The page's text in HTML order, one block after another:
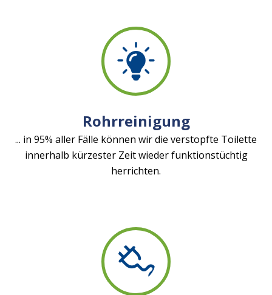
Rohrreinigung
... in 95% aller Fälle können wir die verstopfte Toilette
innerhalb kürzester Zeit wieder funktionstüchtig
herrichten.